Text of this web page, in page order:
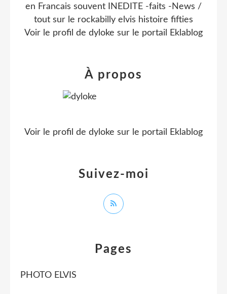
Pages
PHOTO ELVIS
en Francais souvent INEDITE -faits -News /
tout sur le rockabilly elvis histoire fifties
Voir le profil de dyloke sur le portail Eklablog
Suivez-moi
À propos
Voir le profil de dyloke sur le portail Eklablog